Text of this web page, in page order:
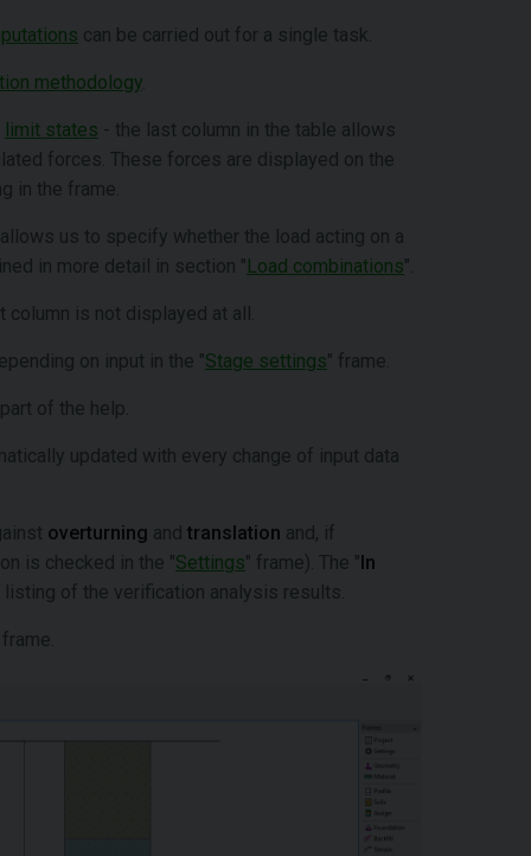
can be carried out for a single task.
methodology
limit states - the last column in the table allows
forces. These forces are displayed on the
in the frame.
us to specify whether the load acting on a
in more detail in section "Load combinations".
is not displayed at all.
on input in the "Stage settings" frame.
of the help.
updated with every change of input data
overturning and translation and, if
is checked in the "Settings" frame). The "In
of the verification analysis results.